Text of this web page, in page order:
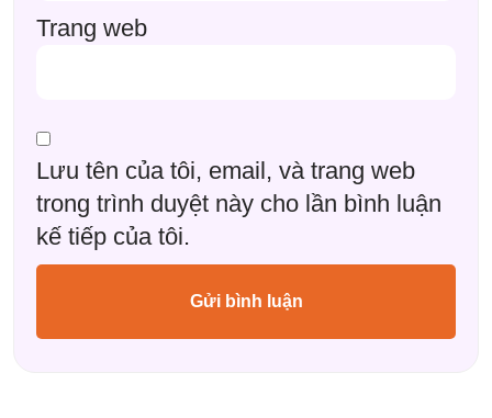
Trang web
Lưu tên của tôi, email, và trang web
trong trình duyệt này cho lần bình luận
kế tiếp của tôi.